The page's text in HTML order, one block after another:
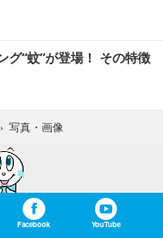
グ“蚊”が登場！ その特徴
› 写真・画像
Facebook YouTube